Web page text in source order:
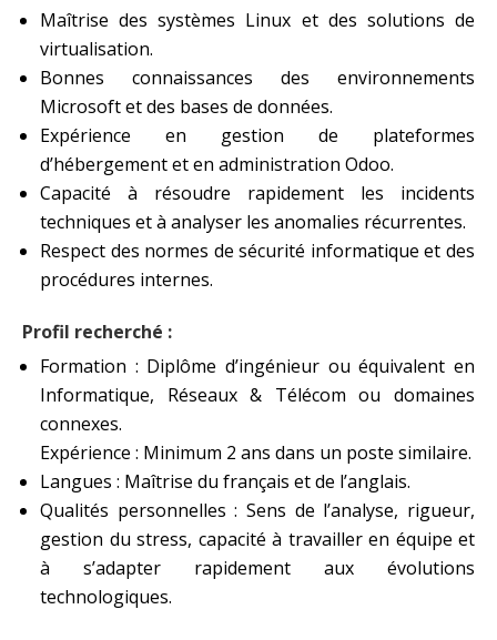
Maîtrise des systèmes Linux et des solutions de
virtualisation.
Bonnes connaissances des environnements
Microsoft et des bases de données.
Expérience en gestion de plateformes
d’hébergement et en administration Odoo.
Capacité à résoudre rapidement les incidents
techniques et à analyser les anomalies récurrentes.
Respect des normes de sécurité informatique et des
procédures internes.
Profil recherché :
Formation : Diplôme d’ingénieur ou équivalent en
Informatique, Réseaux & Télécom ou domaines
connexes.
Expérience : Minimum 2 ans dans un poste similaire.
Langues : Maîtrise du français et de l’anglais.
Qualités personnelles : Sens de l’analyse, rigueur,
gestion du stress, capacité à travailler en équipe et
à s’adapter rapidement aux évolutions
technologiques.